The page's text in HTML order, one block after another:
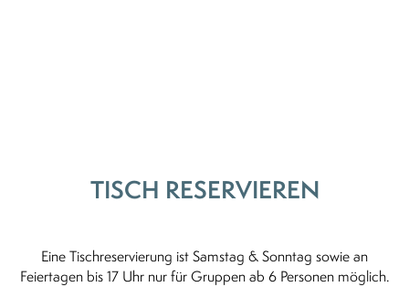
TISCH RESERVIEREN
Eine Tischreservierung ist Samstag & Sonntag sowie an
Feiertagen bis 17 Uhr nur für Gruppen ab 6 Personen möglich.